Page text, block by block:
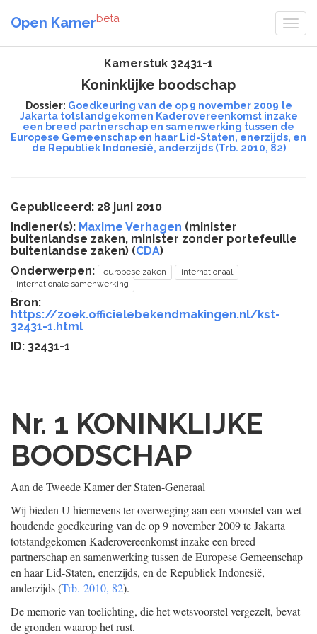
Open Kamerbeta
Kamerstuk 32431-1
Koninklijke boodschap
Dossier: Goedkeuring van de op 9 november 2009 te
Jakarta totstandgekomen Kaderovereenkomst inzake
een breed partnerschap en samenwerking tussen de
Europese Gemeenschap en haar Lid-Staten, enerzijds, en
de Republiek Indonesië, anderzijds (Trb. 2010, 82)
Gepubliceerd: 28 juni 2010
Indiener(s): Maxime Verhagen (minister
buitenlandse zaken, minister zonder portefeuille
buitenlandse zaken) (CDA)
Onderwerpen:
europese zaken
internationaal
internationale samenwerking
Bron:
https://zoek.officielebekendmakingen.nl/kst-
32431-1.html
ID: 32431-1
Nr. 1 KONINKLIJKE
BOODSCHAP
Aan de Tweede Kamer der Staten-Generaal
Wij bieden U hiernevens ter overweging aan een voorstel van wet
houdende goedkeuring van de op 9 november 2009 te Jakarta
totstandgekomen Kaderovereenkomst inzake een breed
partnerschap en samenwerking tussen de Europese Gemeenschap
en haar Lid-Staten, enerzijds, en de Republiek Indonesië,
anderzijds (Trb. 2010, 82).
De memorie van toelichting, die het wetsvoorstel vergezelt, bevat
de gronden waarop het rust.